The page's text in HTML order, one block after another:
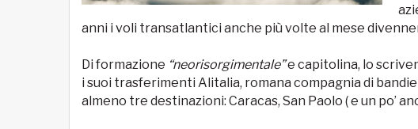
anni i voli transatlantici anche più volte al mese
Di formazione “neorisorgimentale”e capitolina, lo
i suoi trasferimenti Alitalia, romana compagnia di
almeno tre destinazioni: Caracas, San Paolo ( e un po’